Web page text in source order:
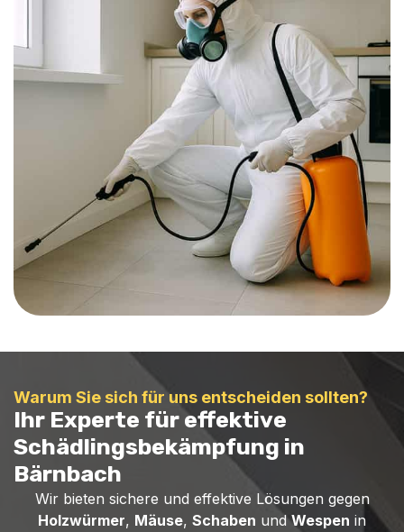
Warum Sie sich für uns entscheiden sollten?
Ihr Experte für effektive
Schädlingsbekämpfung in
Bärnbach
Wir bieten sichere und effektive Lösungen gegen
Holzwürmer, Mäuse, Schaben undWespen in